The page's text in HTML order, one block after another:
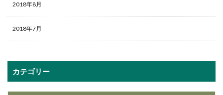
2018年8月
2018年7月
カテゴリー